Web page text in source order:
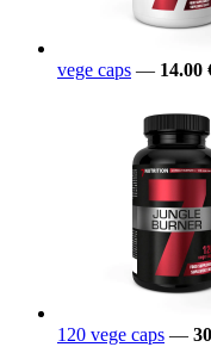
vege caps — 14.00
120 vege caps —